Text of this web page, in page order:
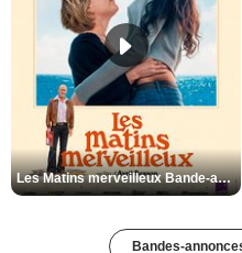
Les Matins merveilleux Bande-annonce VF
Bandes-